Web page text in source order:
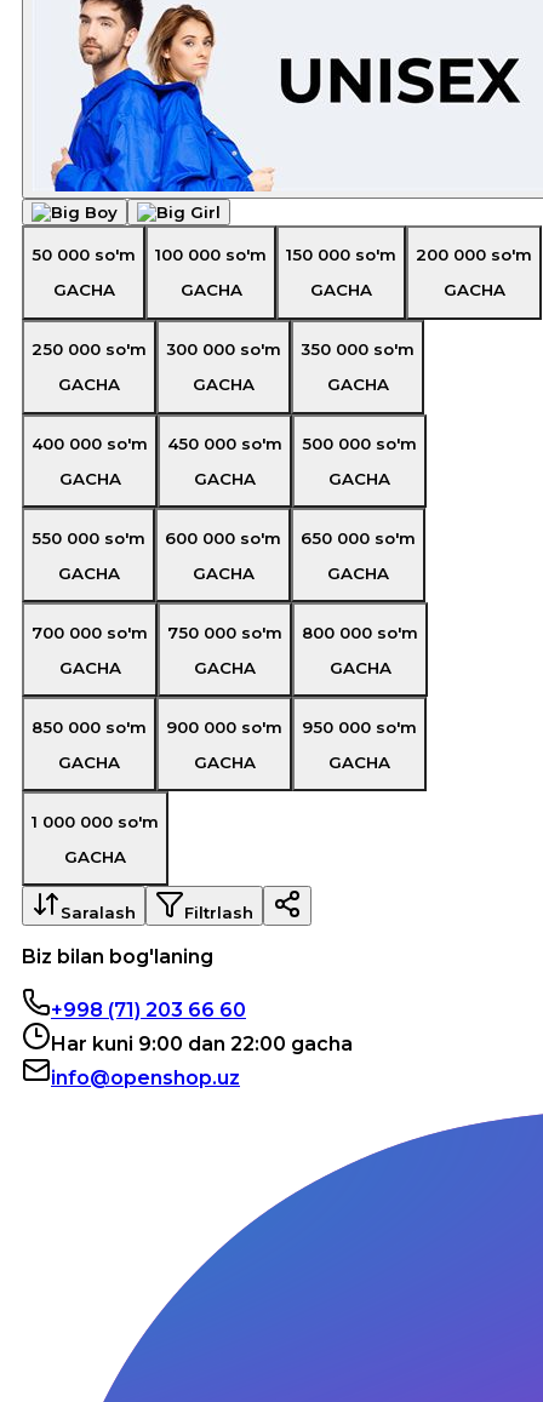
50 000 so'm
GACHA
100 000 so'm
GACHA
150 000 so'm
GACHA
200 000 so'm
GACHA
250 000 so'm
GACHA
300 000 so'm
GACHA
350 000 so'm
GACHA
400 000 so'm
GACHA
450 000 so'm
GACHA
500 000 so'm
GACHA
550 000 so'm
GACHA
600 000 so'm
GACHA
650 000 so'm
GACHA
700 000 so'm
GACHA
750 000 so'm
GACHA
800 000 so'm
GACHA
850 000 so'm
GACHA
900 000 so'm
GACHA
950 000 so'm
GACHA
1 000 000 so'm
GACHA
Saralash Filtrlash
Biz bilan bog'laning
+998 (71) 203 66 60
Har kuni 9:00 dan 22:00 gacha
info@openshop.uz